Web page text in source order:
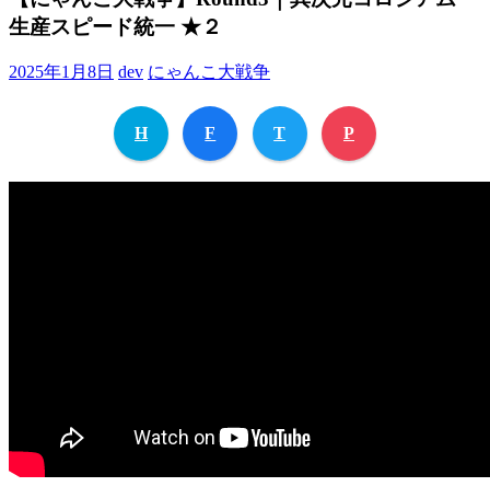
生産スピード統一 ★２
2025年1月8日 dev にゃんこ大戦争
H F T P